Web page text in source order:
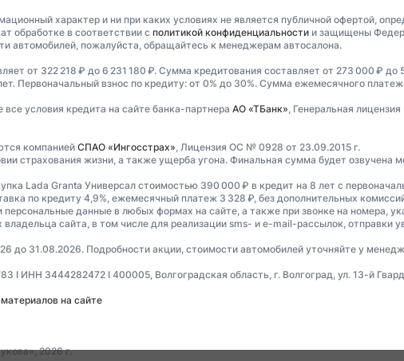
характер и ни при каких условиях не является публичной офертой,
обработке в соответствии с политикой конфиденциальности и защищены
автомобилей, пожалуйста, обращайтесь к менеджерам автосалона.
от 322 218 ₽ до 6 231 180 ₽. Сумма кредитования составляет от 273 000 ₽
Первоначальный взнос по кредиту: от 0% до 30%. Сумма ежемесячного
условия кредита на сайте банка-партнера АО «ТБанк», Генеральная
компанией СПАО «Ингосстрах», Лицензия ОС № 0928 от 23.09.2015 г.
страхования жизни, а также ущерба угона. Финальная сумма будет озвучена
Lada Granta Универсал стоимостью 390 000 ₽ в кредит на 8 лет с
по кредиту 4,9%, ежемесячный платеж 3 328 ₽, без дополнительных
данные в любых формах на сайте, а также при звонке на номера,
сайта, в том числе для реализации sms- и e-mail-рассылок, отправки
до 31.08.2026. Подробности акции, стоимости автомобилей уточняйте у
ИНН 3444282472 I 400005, Волгоградская область, г. Волгоград, ул. 13-й
на сайте
2026 г.